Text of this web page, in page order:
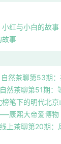
红与小白的故事
故事
然茶聊第53期
然茶聊第51期
笔下的明代北京
康熙大帝爱博物
上茶聊第20期：